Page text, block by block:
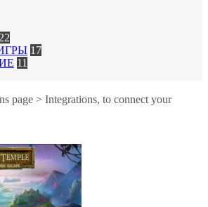
22
17
11
page > Integrations, to connect your